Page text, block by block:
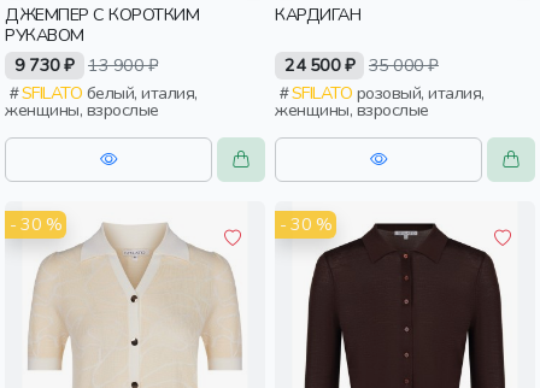
ДЖЕМПЕР С КОРОТКИМ
РУКАВОМ
9 730 ₽ 13 900 ₽
SFILATO
женщины, взрослые
КАРДИГАН
24 500 ₽ 35 000 ₽
SFILATO
женщины, взрослые
- 30 % - 30 %